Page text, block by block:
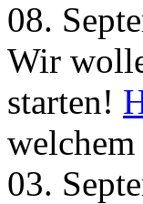
08.
Wir
starten!
03.